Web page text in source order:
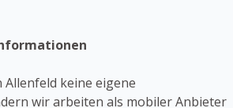
Allenfeld keine eigene
wir arbeiten als mobiler Anbieter